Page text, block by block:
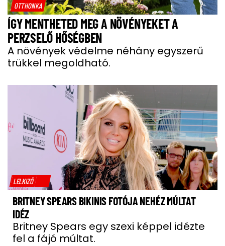
OTTHONKA
ÍGY MENTHETED MEG A NÖVÉNYEKET A
PERZSELŐ HŐSÉGBEN
A növények védelme néhány egyszerű
trükkel megoldható.
LELKIZŐ
BRITNEY SPEARS BIKINIS FOTÓJA NEHÉZ MÚLTAT
IDÉZ
Britney Spears egy szexi képpel idézte
fel a fájó múltat.